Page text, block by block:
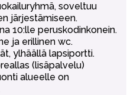
soveltuu
järjestämiseen.
10:lle peruskodinkonein.
ja erillinen wc.
ylhäällä lapsiportti.
(lisäpalvelu)
alueelle on